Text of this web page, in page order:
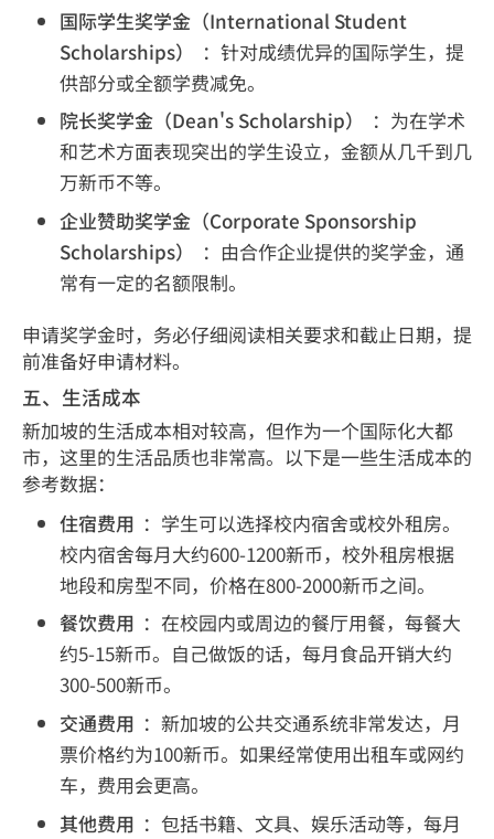
国际学生奖学金（International Student
Scholarships）
：针对成绩优异的国际学生，提
供部分或全额学费减免。
院长奖学金（Dean's Scholarship）
：为在学术
和艺术方面表现突出的学生设立，金额从几千到几
万新币不等。
企业赞助奖学金（Corporate Sponsorship
Scholarships）
：由合作企业提供的奖学金，通
常有一定的名额限制。
申请奖学金时，务必仔细阅读相关要求和截止日期，提
前准备好申请材料。
五、生活成本
新加坡的生活成本相对较高，但作为一个国际化大都
市，这里的生活品质也非常高。以下是一些生活成本的
参考数据：
住宿费用 ：学生可以选择校内宿舍或校外租房。
校内宿舍每月大约600-1200新币，校外租房根据
地段和房型不同，价格在800-2000新币之间。
餐饮费用 ：在校园内或周边的餐厅用餐，每餐大
约5-15新币。自己做饭的话，每月食品开销大约
300-500新币。
交通费用 ：新加坡的公共交通系统非常发达，月
票价格约为100新币。如果经常使用出租车或网约
车，费用会更高。
其他费用 ：包括书籍、文具、娱乐活动等，每月